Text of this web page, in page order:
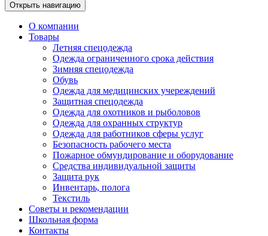
Открыть навигацию
О компании
Товары
Летняя спецодежда
Одежда ограниченного срока действия
Зимняя спецодежда
Обувь
Одежда для медицинских учереждений
Защитная спецодежда
Одежда для охотников и рыболовов
Одежда для охранных структур
Одежда для работников сферы услуг
Безопасность рабочего места
Пожарное обмундирование и оборудование
Средства индивидуальной защиты
Защита рук
Инвентарь, полога
Текстиль
Советы и рекомендации
Школьная форма
Контакты